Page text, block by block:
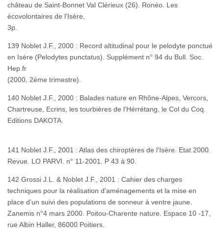
château de Saint-Bonnet Val Clérieux (26). Ronéo. Les
écovolontaires de l'Isère,
139 Noblet J.F., 2000 : Record altitudinal pour le pelodyte ponctué
en Isère (Pelodytes punctatus). Supplément n° 94 du Bull. Soc.
Hep.fr
(2000, 2ème trimestre).
140 Noblet J.F., 2000 : Balades nature en Rhône-Alpes, Vercors,
Chartreuse, Ecrins, les tourbières de l'Hérrétang, le Col du Coq.
Editions DAKOTA.
141 Noblet J.F., 2001 : Atlas des chiroptères de l'Isère. Etat 2000.
Revue. LO PARVI. n° 11-2001. P 43 à 90.
142 Grossi J.L. & Noblet J.F., 2001 : Cahier des charges
techniques pour la réalisation d'aménagements et la mise en
place d'un suivi des populations de sonneur à ventre jaune.
Zanemis n°4 mars 2000. Poitou-Charente nature. Espace 10 -17,
rue Albin Haller, 86000 Poitiers.